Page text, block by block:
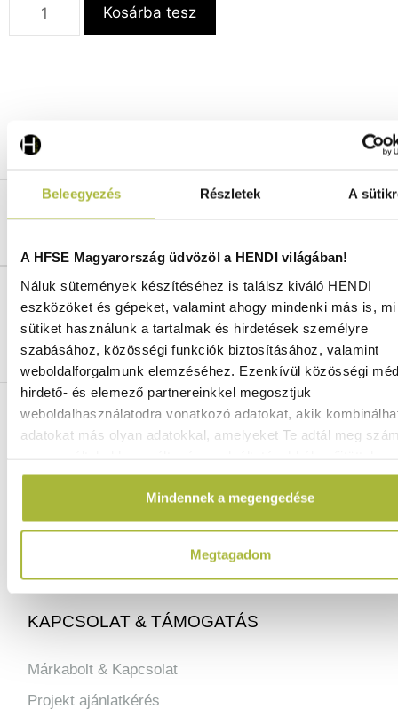
Beleegyezés Részletek A
A HFSE Magyarország üdvözöl a HENDI világában!
Náluk sütemények készítéséhez is találsz kiváló HENDI
eszközöket és gépeket, valamint ahogy mindenki más is,
sütiket használunk a tartalmak és hirdetések személyre
szabásához, közösségi funkciók biztosításához, valamint
weboldalforgalmunk elemzéséhez. Ezenkívül közösségi
hirdető- és elemező partnereinkkel megosztjuk
weboldalhasználatodra vonatkozó adatokat, akik
adatokat más olyan adatokkal, amelyeket Te adtál meg
Mindennek a megengedése
Megtagadom
Kosárba tesz
Részletek
Gyártói cikkszám:
Gyártó:HENDI
Ingyenes szállítás 25 000 Ft felett
Szállítás akár 1 munkanapon belül
Több mint 2000 termék raktáron
ELÉRHETŐSÉGEINK
info@hfse.hu
KAPCSOLAT & TÁMOGATÁS
Márkabolt & Kapcsolat
Projekt ajánlatkérés